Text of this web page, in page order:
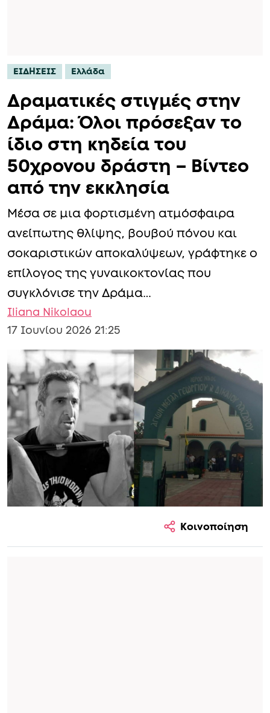
ΕΙΔΗΣΕΙΣ Ελλάδα
Δραματικές στιγμές στην
Δράμα: Όλοι πρόσεξαν το
ίδιο στη κηδεία του
50χρονου δράστη – Βίντεο
από την εκκλησία
Μέσα σε μια φορτισμένη ατμόσφαιρα
ανείπωτης θλίψης, βουβού πόνου και
σοκαριστικών αποκαλύψεων, γράφτηκε ο
επίλογος της γυναικοκτονίας που
συγκλόνισε την Δράμα…
Iliana Nikolaou
17 Ιουνίου 2026 21:25
Κοινοποίηση